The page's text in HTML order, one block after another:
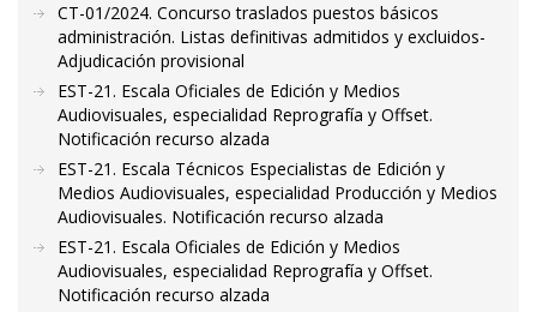
CT-01/2024. Concurso traslados puestos básicos
administración. Listas definitivas admitidos y excluidos-
Adjudicación provisional
EST-21. Escala Oficiales de Edición y Medios
Audiovisuales, especialidad Reprografía y Offset.
Notificación recurso alzada
EST-21. Escala Técnicos Especialistas de Edición y
Medios Audiovisuales, especialidad Producción y Medios
Audiovisuales. Notificación recurso alzada
EST-21. Escala Oficiales de Edición y Medios
Audiovisuales, especialidad Reprografía y Offset.
Notificación recurso alzada